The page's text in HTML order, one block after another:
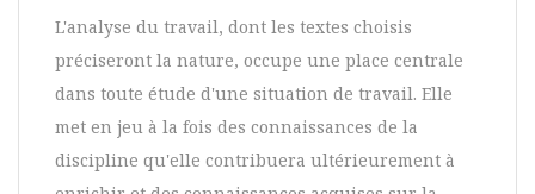
L'analyse du travail, dont les textes choisis
préciseront la nature, occupe une place centrale
dans toute étude d'une situation de travail. Elle
met en jeu à la fois des connaissances de la
discipline qu'elle contribuera ultérieurement à